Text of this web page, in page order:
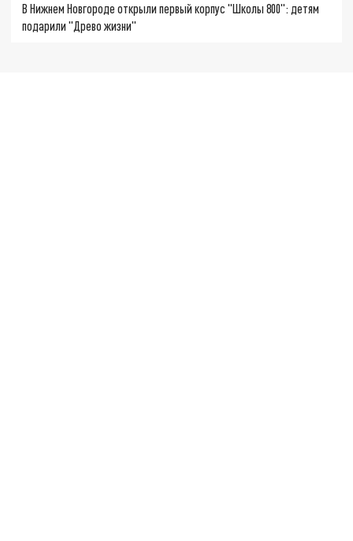
В Нижнем Новгороде открыли первый корпус "Школы 800": детям
подарили "Древо жизни"